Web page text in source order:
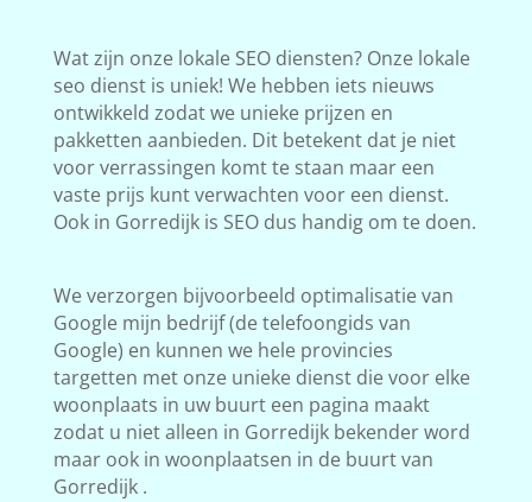
Wat zijn onze lokale SEO diensten? Onze lokale
seo dienst is uniek! We hebben iets nieuws
ontwikkeld zodat we unieke prijzen en
pakketten aanbieden. Dit betekent dat je niet
voor verrassingen komt te staan maar een
vaste prijs kunt verwachten voor een dienst.
Ook in Gorredijk is SEO dus handig om te doen.
We verzorgen bijvoorbeeld optimalisatie van
Google mijn bedrijf (de telefoongids van
Google) en kunnen we hele provincies
targetten met onze unieke dienst die voor elke
woonplaats in uw buurt een pagina maakt
zodat u niet alleen in Gorredijk bekender word
maar ook in woonplaatsen in de buurt van
Gorredijk .